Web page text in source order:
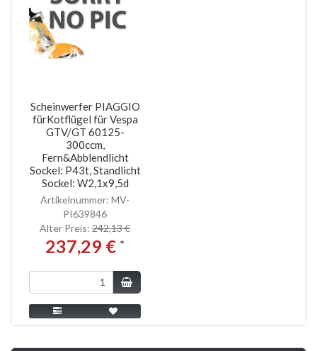
Scheinwerfer PIAGGIO
fürKotflügel für Vespa
GTV/GT 60125-
300ccm,
Fern&Abblendlicht
Sockel: P43t, Standlicht
Sockel: W2,1x9,5d
Artikelnummer: MV-
PI639846
Alter Preis: 242,13 €
237,29 € *